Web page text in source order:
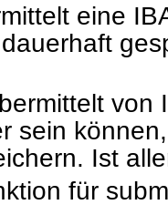
eine
von
sein
Ist
für